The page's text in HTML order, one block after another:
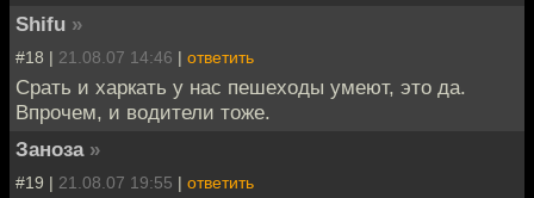
Shifu »
#18 | 21.08.07 14:46 | ответить
Срать и харкать у нас пешеходы умеют, это да.
Впрочем, и водители тоже.
Заноза »
#19 | 21.08.07 19:55 | ответить